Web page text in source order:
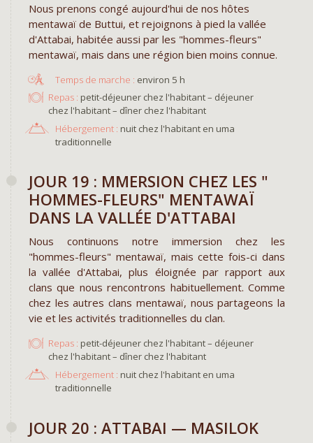
Nous prenons congé aujourd'hui de nos hôtes
mentawaï de Buttui, et rejoignons à pied la vallée
d'Attabai, habitée aussi par les "hommes-fleurs"
mentawaï, mais dans une région bien moins connue.
environ 5 h
Repas : petit-déjeuner chez l'habitant – déjeuner
chez l'habitant – dîner chez l'habitant
Hébergement : nuit chez l'habitant en uma
traditionnelle
JOUR 19 : MMERSION CHEZ LES "
HOMMES-FLEURS" MENTAWAÏ
DANS LA VALLÉE D'ATTABAI
Nous continuons notre immersion chez les
"hommes-fleurs" mentawaï, mais cette fois-ci dans
la vallée d'Attabai, plus éloignée par rapport aux
clans que nous rencontrons habituellement. Comme
chez les autres clans mentawaï, nous partageons la
vie et les activités traditionnelles du clan.
Repas : petit-déjeuner chez l'habitant – déjeuner
chez l'habitant – dîner chez l'habitant
Hébergement : nuit chez l'habitant en uma
traditionnelle
JOUR 20 : ATTABAI — MASILOK